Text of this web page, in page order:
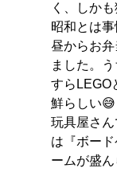
く、しか
昭和とは
昼からお
ました。
すらLEGO
鮮らしい
玩具屋さ
は『ボー
ームが盛